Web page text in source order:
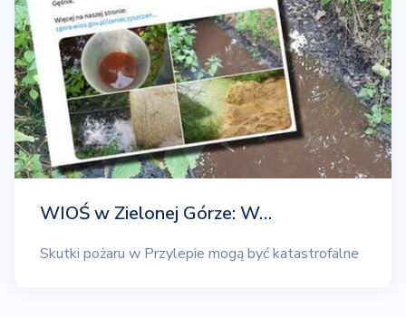
WIOŚ w Zielonej Górze: W…
Skutki pożaru w Przylepie mogą być katastrofalne